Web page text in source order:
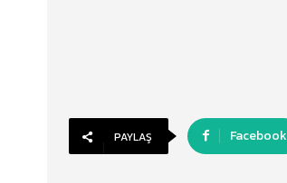
PAYLAŞ Facebook